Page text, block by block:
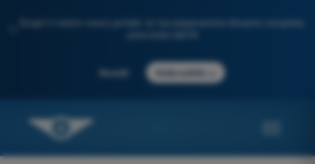
Scopri il nostro nuovo portale: la tua preparazione d'esame completa,
Accedi Inizia subito